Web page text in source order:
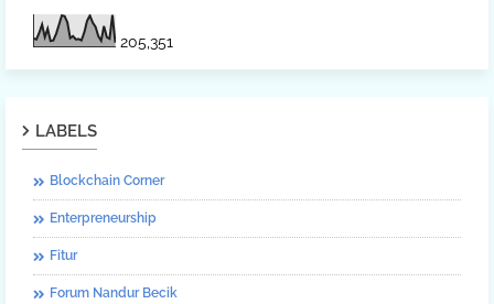
205,351
LABELS
Blockchain Corner
Enterpreneurship
Fitur
Forum Nandur Becik